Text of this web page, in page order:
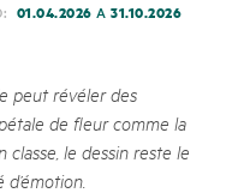
01.04.2026 A 31.10.2026
peut révéler des
de fleur comme la
classe, le dessin reste le